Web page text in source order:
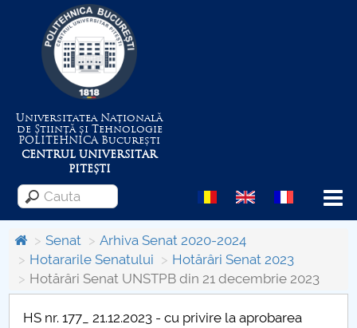
Universitatea Națională
de Știință și Tehnologie
POLITEHNICABucurești
CENTRUL UNIVERSITAR
PITEȘTI
Menu
Despre Universitate
Centrul de Management al Proiectelor
Senat
Arhiva Senat 2020-2024
Hotararile Senatului
Hotărâri Senat 2023
Hotărâri Senat UNSTPB din 21 decembrie 2023
HS nr. 177_ 21.12.2023 - cu privire la aprobarea